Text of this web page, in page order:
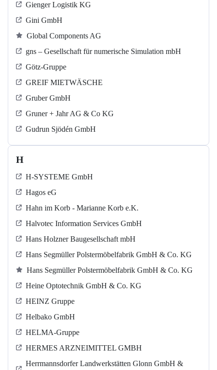
Gienger Logistik KG
Gini GmbH
Global Components AG
gns – Gesellschaft für numerische Simulation mbH
Götz-Gruppe
GREIF MIETWÄSCHE
Gruber GmbH
Gruner + Jahr AG & Co KG
Gudrun Sjödén GmbH
H
H-SYSTEME GmbH
Hagos eG
Hahn im Korb - Marianne Korb e.K.
Halvotec Information Services GmbH
Hans Holzner Baugesellschaft mbH
Hans Segmüller Polstermöbelfabrik GmbH & Co. KG
Hans Segmüller Polstermöbelfabrik GmbH & Co. KG
Heine Optotechnik GmbH & Co. KG
HEINZ Gruppe
Helbako GmbH
HELMA-Gruppe
HERMES ARZNEIMITTEL GMBH
Herrmannsdorfer Landwerkstätten Glonn GmbH &